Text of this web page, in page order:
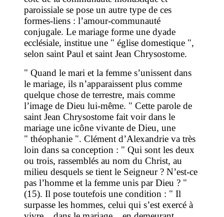
paroissiale se pose un autre type de ces
formes-liens : l’amour-communauté
conjugale. Le mariage forme une dyade
ecclésiale, institue une " église domestique ",
selon saint Paul et saint Jean Chrysostome.
" Quand le mari et la femme s’unissent dans
le mariage, ils n’apparaissent plus comme
quelque chose de terrestre, mais comme
l’image de Dieu lui-même. " Cette parole de
saint Jean Chrysostome fait voir dans le
mariage une icône vivante de Dieu, une
" théophanie ". Clément d’Alexandrie va très
loin dans sa conception : " Qui sont les deux
ou trois, rassemblés au nom du Christ, au
milieu desquels se tient le Seigneur ? N’est-ce
pas l’homme et la femme unis par Dieu ? "
(15). Il pose toutefois une condition : " Il
surpasse les hommes, celui qui s’est exercé à